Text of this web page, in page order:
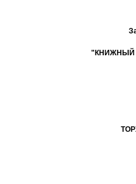
"КНИЖНЫЙ